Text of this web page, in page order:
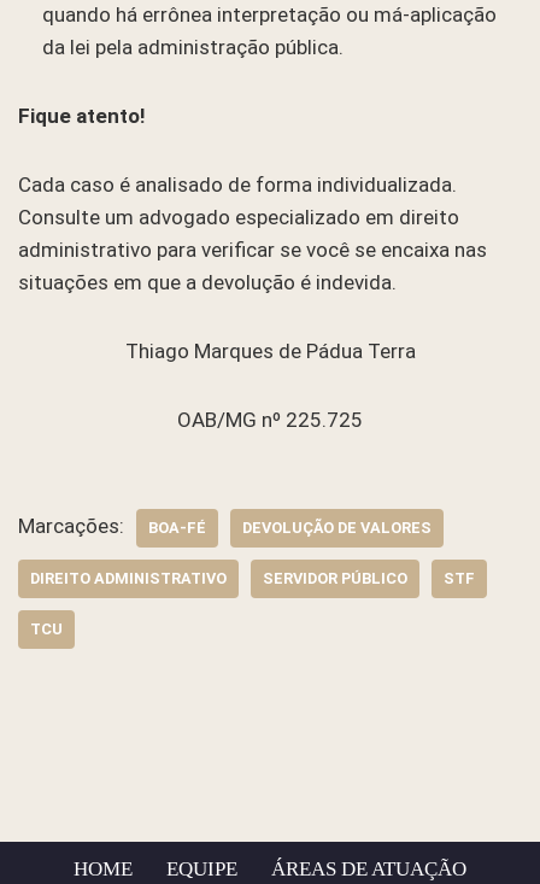
quando há errônea interpretação ou má-aplicação
da lei pela administração pública.
Fique atento!
Cada caso é analisado de forma individualizada.
Consulte um advogado especializado em direito
administrativo para verificar se você se encaixa nas
situações em que a devolução é indevida.
Thiago Marques de Pádua Terra
OAB/MG nº 225.725
Marcações: BOA-FÉ DEVOLUÇÃO DE VALORES
DIREITO ADMINISTRATIVO SERVIDOR PÚBLICO STF
TCU
HOME EQUIPE ÁREAS DE ATUAÇÃO